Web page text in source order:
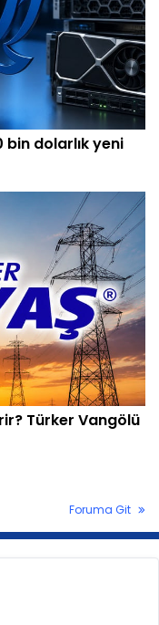
bin dolarlık yeni
Türker Vangölü
Foruma Git